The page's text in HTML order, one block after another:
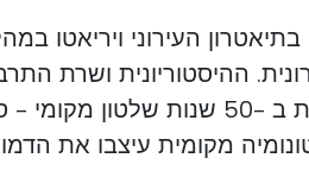
בתיאטרון העירוני ויריאטו
ההיסטוריונית ושרת
סיפרה את "תרבות ב -50 שנות
מקומית עיצבו את